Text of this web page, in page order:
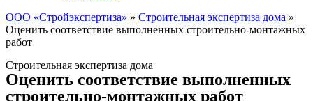
ООО «Стройэкспертиза» » Строительная экспертиза дома »
Оценить соответствие выполненных строительно-монтажных
работ
Строительная экспертиза дома
Оценить соответствие выполненных
строительно-монтажных работ